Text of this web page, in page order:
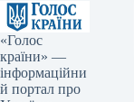
«Голос
країни» —
інформаційни
й портал про